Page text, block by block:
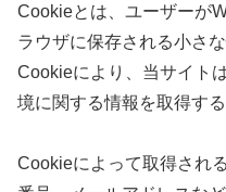
Cookieとは、ユーザーが
ラウザに保存される小さ
Cookieにより、当サイト
境に関する情報を取得す
Cookieによって取得され